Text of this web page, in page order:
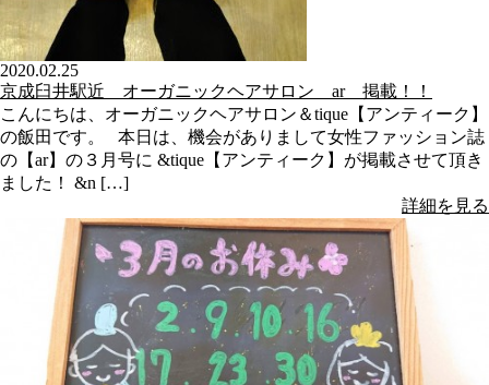
2020.02.25
京成臼井駅近 オーガニックヘアサロン ar 掲載！！
こんにちは、オーガニックヘアサロン＆tique【アンティーク】
の飯田です。 本日は、機会がありまして女性ファッション誌
の【ar】の３月号に &tique【アンティーク】が掲載させて頂き
ました！ &n […]
詳細を見る